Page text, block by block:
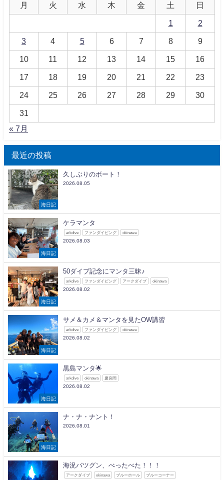
月 火 水 木 金 土 日
1 2
3 4 5 6 7 8 9
10 11 12 13 14 15 16
17 18 19 20 21 22 23
24 25 26 27 28 29 30
31
« 7月
最近の投稿
海日記
久しぶりのボート！
2026.08.05
海日記
ケラマンタ
arkdive ファンダイビング okinawa
2026.08.03
海日記
50ダイブ記念にマンタ三昧♪
arkdive ファンダイビング アークダイブ okinawa
2026.08.02
海日記
サメ＆カメ＆マンタを見たOW講習
arkdive ファンダイビング okinawa
2026.08.02
海日記
黒島マンタ🌟
arkdive okinawa 慶良間
2026.08.02
海日記
ナ・ナ・ナント！
2026.08.01
海況バツグン、べったべた！！！
アークダイブ okinawa ブルーホール ブルーコーナー